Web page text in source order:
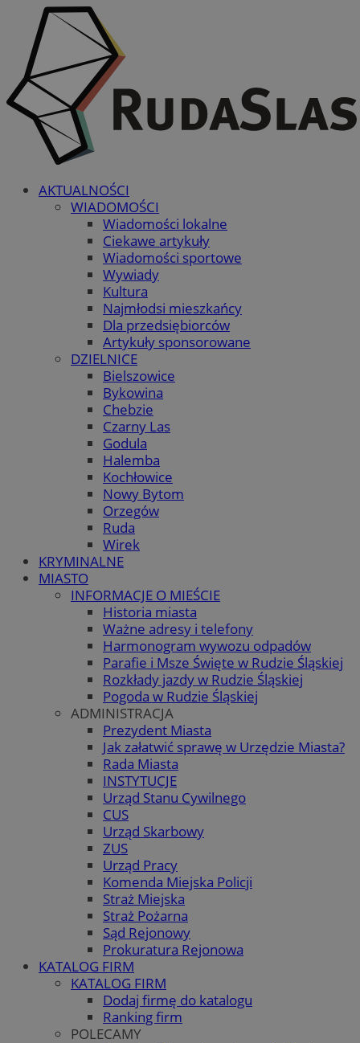
AKTUALNOŚCI
WIADOMOŚCI
Wiadomości lokalne
Ciekawe artykuły
Wiadomości sportowe
Wywiady
Kultura
Najmłodsi mieszkańcy
Dla przedsiębiorców
Artykuły sponsorowane
DZIELNICE
Bielszowice
Bykowina
Chebzie
Czarny Las
Godula
Halemba
Kochłowice
Nowy Bytom
Orzegów
Ruda
Wirek
KRYMINALNE
MIASTO
INFORMACJE O MIEŚCIE
Historia miasta
Ważne adresy i telefony
Harmonogram wywozu odpadów
Parafie i Msze Święte w Rudzie Śląskiej
Rozkłady jazdy w Rudzie Śląskiej
Pogoda w Rudzie Śląskiej
ADMINISTRACJA
Prezydent Miasta
Jak załatwić sprawę w Urzędzie Miasta?
Rada Miasta
INSTYTUCJE
Urząd Stanu Cywilnego
CUS
Urząd Skarbowy
ZUS
Urząd Pracy
Komenda Miejska Policji
Straż Miejska
Straż Pożarna
Sąd Rejonowy
Prokuratura Rejonowa
KATALOG FIRM
KATALOG FIRM
Dodaj firmę do katalogu
Ranking firm
POLECAMY